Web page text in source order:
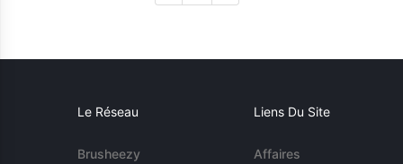
Le Réseau
Brusheezy
Liens Du Site
Affaires